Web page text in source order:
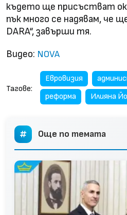
където ще присъстват
пък много се надявам, че
DARA“, завърши тя.
Видео: NOVA
Тагове:
Евровизия
реформа
Илияна
Още по темата